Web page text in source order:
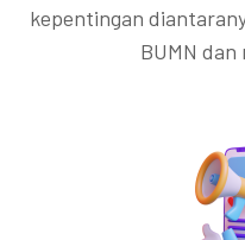
kepentingan
BUMN dan